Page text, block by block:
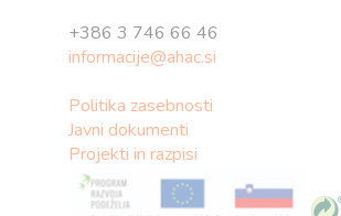
+386 3 746 66 46
informacije@ahac.si
Politika zasebnosti
Javni dokumenti
Projekti in razpisi